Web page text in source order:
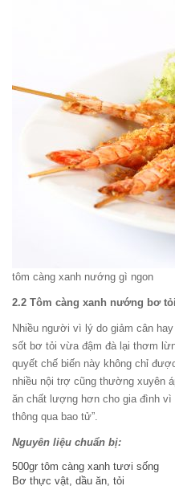
tôm càng xanh nướng gì ngon
2.2 Tôm càng xanh nướng bơ tỏi
Nhiều người vì lý do giảm cân
sốt bơ tỏi vừa đậm đà lại thơm
quyết chế biến này không chỉ
nhiều nội trợ cũng thường xuyên
ăn chất lượng hơn cho gia đình
thông qua bao tử”.
Nguyên liệu chuẩn bị:
500gr tôm càng xanh tươi sống
Bơ thực vật, dầu ăn, tỏi